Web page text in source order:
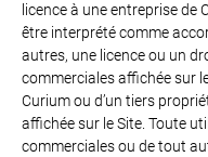
licence à une entreprise de
être interprété comme
autres, une licence ou un
commerciales affichée sur
Curium ou d’un tiers
affichée sur le Site. Toute
commerciales ou de tout